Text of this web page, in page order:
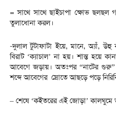
= সাথে সাথে ছাইচাপা ক্ষোভ
তুলাধোনা করল।
-দুলাল টুটাফাটা ইয়ে, মানে, অ্যাঁ, উহু
বিরাট ‘ক্যাচাল’ না হয়। শান্ত হয়ে
আবেগে জড়ায়। অতঃপর “নাটের গুরু”
শব্দে আবেগের স্রোতে আছড়ে পড়ে
– শেষে ‘কইতরের এই জোড়া’ কালঘুমে